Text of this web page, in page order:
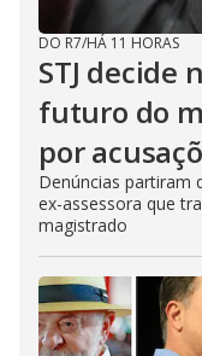
DO R7/HÁ 11 HORAS
STJ decide
futuro do
por
Denúncias partiram
ex-assessora que
magistrado